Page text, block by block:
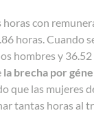
con
horas. Cuando
hombres y
la brecha por
que las
tantas horas